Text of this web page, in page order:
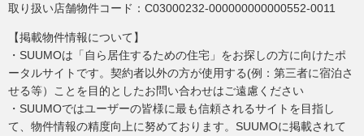
取り扱い店舗物件コード： C03000232-000000000000552-0011
【掲載物件情報について】
・SUUMOは「自ら居住するための住宅」をお探しの方に向けたポ
ータルサイトです。契約者以外の方が使用する(例：第三者に宿泊さ
せる等）ことを目的としたお問い合わせはご遠慮ください
・SUUMOではユーザーの皆様に最も信頼されるサイトを目指し
て、物件情報の精度向上に努めております。SUUMOに掲載されて